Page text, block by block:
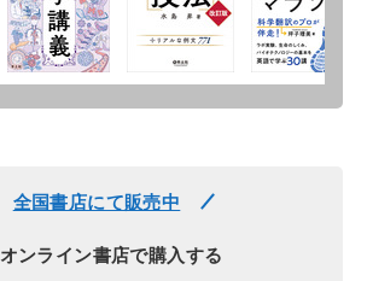
全国書店にて販売中
オンライン書店で購入する